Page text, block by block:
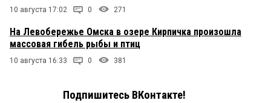
10 августа 17:02 0 271
На Левобережье Омска в озере Кирпичка произошла
массовая гибель рыбы и птиц
10 августа 16:33 0 381
Подпишитесь ВКонтакте!